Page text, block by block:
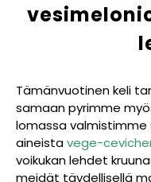
Tämänvuotinen keli
samaan pyrimme
lomassa
aineistavege-
voikukan lehdet
meidät täydellisellä